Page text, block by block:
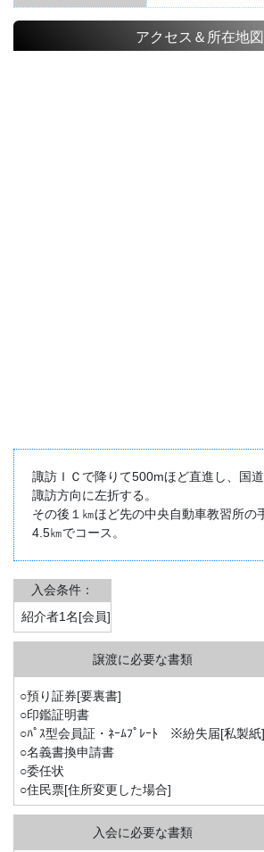
アクセス＆所在地図
諏訪ＩＣで降りて500mほど直進し、国
諏訪方向に左折する。
その後１㎞ほど先の中央自動車教習所の
4.5㎞でコース。
入会条件：
紹介者1名[会員]
○預り証券[要裏書]
○印鑑証明書
○ﾊﾟｽ型会員証・ﾈｰﾑﾌﾟﾚｰﾄ ※紛失届[私製紙]
○名義書換申請書
○委任状
○住民票[住所変更した場合]